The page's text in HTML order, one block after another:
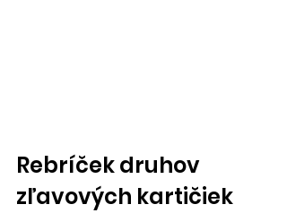
Rebríček druhov
zľavových kartičiek